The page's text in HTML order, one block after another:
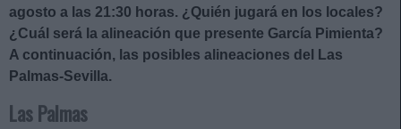
agosto a las 21:30 horas. ¿Quién jugará en los locales?
¿Cuál será la alineación que presente García Pimienta?
A continuación, las posibles alineaciones del Las
Palmas-Sevilla.
Las Palmas